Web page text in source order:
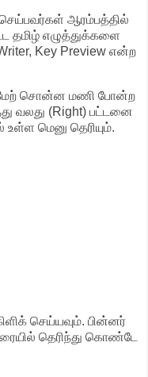
செய்பவர்கள் ஆரம்பத்தில்
தமிழ் எழுத்துக்களை
Key Preview என்ற
மேற் சொன்ன மணி போன்ற
வலது (Right) பட்டனை
மெனு தெரியும்.
செய்யவும். பின்னர்
தெரிந்து கொண்டே